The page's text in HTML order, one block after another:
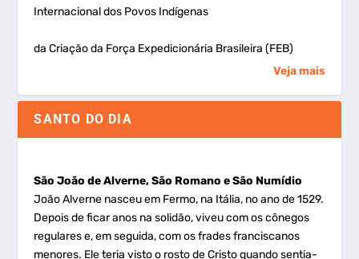
Internacional dos Povos Indígenas
da Criação da Força Expedicionária Brasileira (FEB)
Veja mais
SANTO DO DIA
São João de Alverne, São Romano e São Numídio
João Alverne nasceu em Fermo, na Itália, no ano de 1529.
Depois de ficar anos na solidão, viveu com os cônegos
regulares e, em seguida, com os frades franciscanos
menores. Ele teria visto o rosto de Cristo quando sentia-